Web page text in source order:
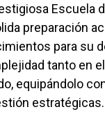
Escuela
preparación
para su
tanto en
equipándolo
estratégicas.